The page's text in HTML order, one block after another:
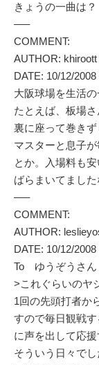
きょうの一曲は？
—–
COMMENT:
AUTHOR: khiroott
DATE: 10/12/
大阪球場を生活の
たとえば、板場
裏に座って巻きず
マスターと息子
とか。入場料も
ばらまいてました
—–
COMMENT:
AUTHOR:
DATE: 10/12/
To ゆうぞうさん
>これぐらいのヤ
1回の先頭打者か
すので毎日観戦
に声を出して応
そういう日々でし